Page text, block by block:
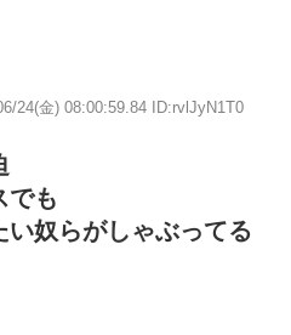
24(金) 08:00:59.84 ID:rvlJyN1T0
でも
奴らがしゃぶってる